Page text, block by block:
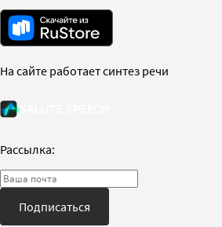
На сайте работает синтез речи
Рассылка:
Подписаться